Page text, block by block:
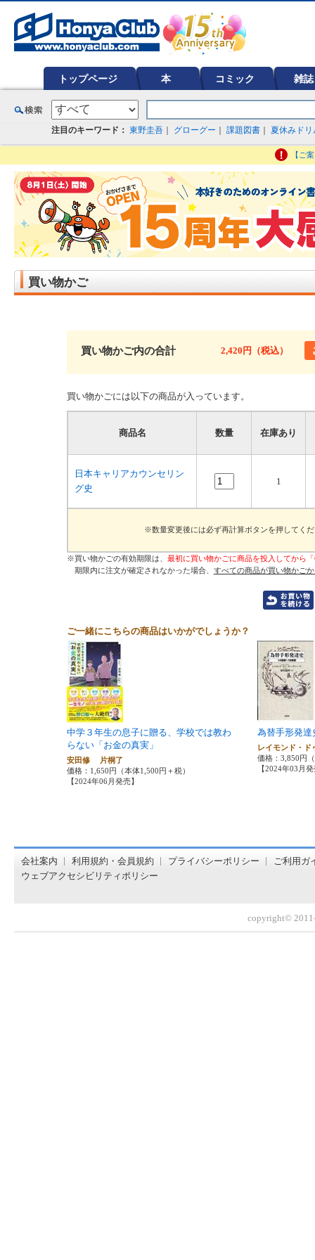
トップページ 本 コミック 雑誌
注目のキーワード： 東野圭吾 グローグー 課題図書 夏休みドリ
【ご
ど在庫も充実
買い物かご
買い物かご内の合計 2,420円（税込）
買い物かごには以下の商品が入っています。
商品名 数量 在庫あり
日本キャリアカウンセリン
グ史
1
※数量変更後には必ず再計算ボタンを押してく
※買い物かごの有効期限は、 最初に買い物かごに商品を投入してから
期限内に注文が確定されなかった場合、 すべての商品が買い物かご
ご一緒にこちらの商品はいかがでしょうか？
中学３年生の息子に贈る、学校では教わ
らない「お金の真実」
安田修 片桐了
価格：1,650円（本体1,500円＋税）
【2024年06月発売】
為替手形発達
レイモンド・
価格：3,850円
【2024年03月
会社案内 利用規約・会員規約 プライバシーポリシー
ご利用ガ
ウェブアクセシビリティポリシー
copyright©